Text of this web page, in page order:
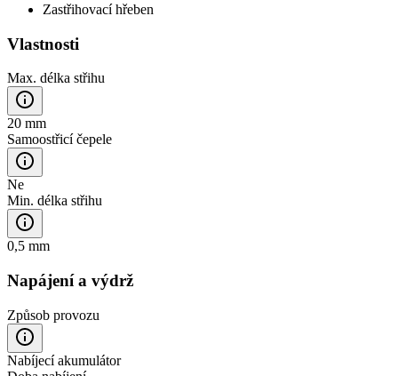
Zastřihovací hřeben
Vlastnosti
Max. délka střihu
20 mm
Samoostřicí čepele
Ne
Min. délka střihu
0,5 mm
Napájení a výdrž
Způsob provozu
Nabíjecí akumulátor